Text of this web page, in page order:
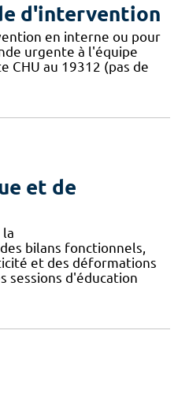
d'intervention
en interne ou pour
urgente à l'équipe
CHU au 19312 (pas de
et de
la
bilans fonctionnels,
et des déformations
sessions d'éducation